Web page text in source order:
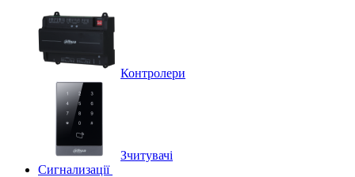
Контролери
Зчитувачі
Сигнализації